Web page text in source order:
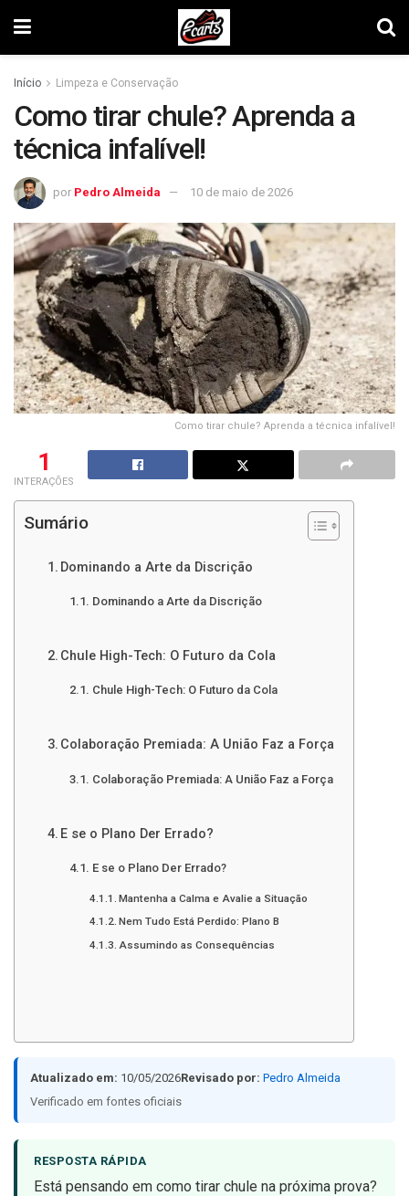
Início Limpeza e Conservação
Como tirar chule? Aprenda a
técnica infalível!
por Pedro Almeida 10 de maio de 2026
Como tirar chule? Aprenda a técnica infalível!
1
INTERAÇÕES
Sumário
Dominando a Arte da Discrição
Dominando a Arte da Discrição
Chule High-Tech: O Futuro da Cola
Chule High-Tech: O Futuro da Cola
Colaboração Premiada: A União Faz a Força
Colaboração Premiada: A União Faz a Força
E se o Plano Der Errado?
E se o Plano Der Errado?
Mantenha a Calma e Avalie a Situação
Nem Tudo Está Perdido: Plano B
Assumindo as Consequências
Atualizado em: 10/05/2026Revisado por: Pedro Almeida
Verificado em fontes oficiais
RESPOSTA RÁPIDA
Está pensando em como tirar chule na próxima prova?